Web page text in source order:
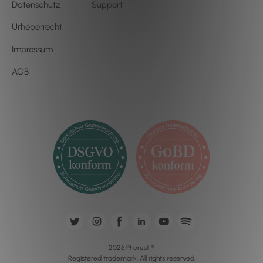
Datenschutz
Urheberrecht
Impressum
AGB
Support
2026 Phorest ®
Registered trademark. All rights reserved.